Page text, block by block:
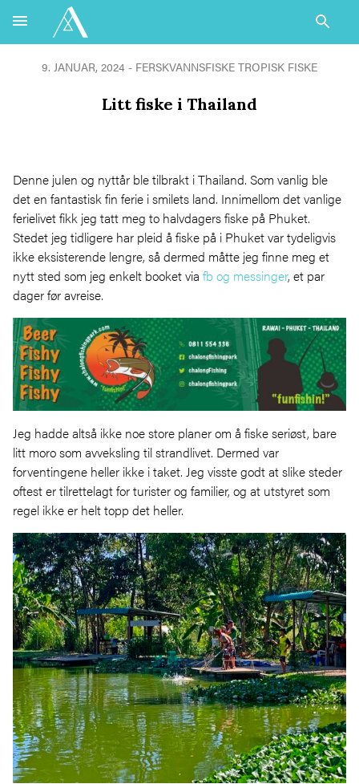
9. JANUAR, 2024 - FERSKVANNSFISKE TROPISK FISKE
Litt fiske i Thailand
Denne julen og nyttår ble tilbrakt i Thailand. Som vanlig ble
det en fantastisk fin ferie i smilets land. Innimellom det vanlige
ferielivet fikk jeg tatt meg to halvdagers fiske på Phuket.
Stedet jeg tidligere har pleid å fiske på i Phuket var tydeligvis
ikke eksisterende lengre, så dermed måtte jeg finne meg et
nytt sted som jeg enkelt booket via fb og messinger, et par
dager før avreise.
Jeg hadde altså ikke noe store planer om å fiske seriøst, bare
litt moro som avveksling til strandlivet. Dermed var
forventingene heller ikke i taket. Jeg visste godt at slike steder
oftest er tilrettelagt for turister og familier, og at utstyret som
regel ikke er helt topp det heller.